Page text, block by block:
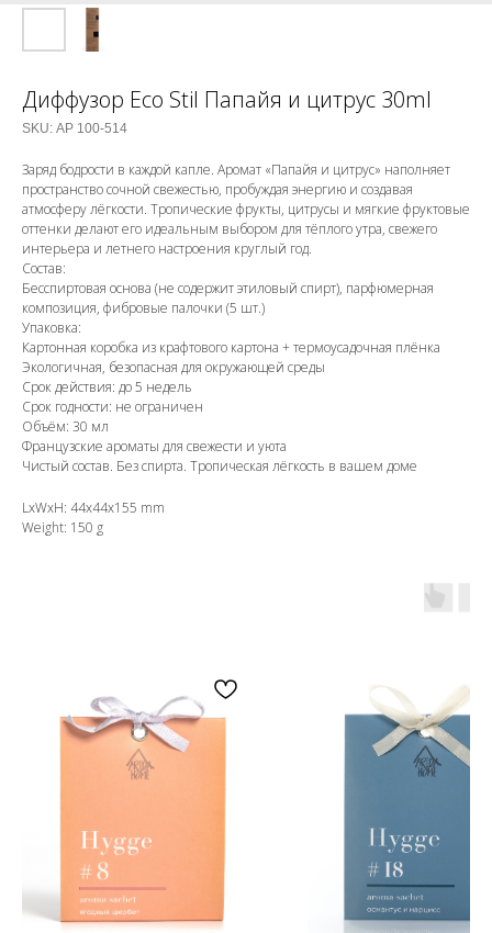
Диффузор Eco Stil Папайя и цитрус 30ml
SKU: АР 100-514
Заряд бодрости в каждой капле. Аромат «Папайя и цитрус» наполняет
пространство сочной свежестью, пробуждая энергию и создавая
атмосферу лёгкости. Тропические фрукты, цитрусы и мягкие фруктовые
оттенки делают его идеальным выбором для тёплого утра, свежего
интерьера и летнего настроения круглый год.
Состав:
Бесспиртовая основа (не содержит этиловый спирт), парфюмерная
композиция, фибровые палочки (5 шт.)
Упаковка:
Картонная коробка из крафтового картона + термоусадочная плёнка
Экологичная, безопасная для окружающей среды
Срок действия: до 5 недель
Срок годности: не ограничен
Объём: 30 мл
Французские ароматы для свежести и уюта
Чистый состав. Без спирта. Тропическая лёгкость в вашем доме
LxWxH: 44x44x155 mm
Weight: 150 g
OZON
ЗОЛОТОЕ ЯБЛОКО